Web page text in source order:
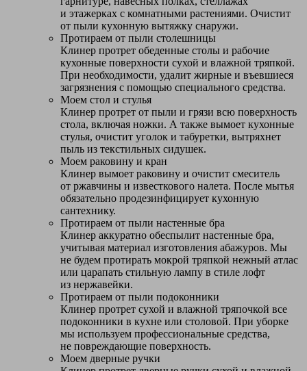
и этажерках с комнатными растениями. Очистит
от пыли кухонную вытяжку снаружи.
Протираем от пыли столешницы
Клинер протрет обеденные столы и рабочие
кухонные поверхности сухой и влажной тряпкой.
При необходимости, удалит жирные и въевшиеся
загрязнения с помощью специального средства.
Моем стол и стулья
Клинер протрет от пыли и грязи всю поверхность
стола, включая ножки. А также вымоет кухонные
стулья, очистит уголок и табуретки, вытряхнет
пыль из текстильных сидушек.
Моем раковину и кран
Клинер вымоет раковину и очистит смеситель
от ржавчины и известкового налета. После мытья
обязательно продезинфицирует кухонную
сантехнику.
Протираем от пыли настенные бра
Клинер аккуратно обеспылит настенные бра,
учитывая материал изготовления абажуров. Мы
не будем протирать мокрой тряпкой нежный атлас
или царапать стильную лампу в стиле лофт
из нержавейки.
Протираем от пыли подоконники
Клинер протрет сухой и влажной тряпочкой все
подоконники в кухне или столовой. При уборке
мы используем профессиональные средства,
не повреждающие поверхность.
Моем дверные ручки